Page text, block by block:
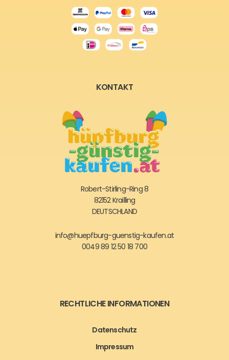
KONTAKT
Robert-Stirling-Ring 8
82152 Krailling
DEUTSCHLAND
info@huepfburg-guenstig-kaufen.at
0049 89 12 50 18 700
RECHTLICHE INFORMATIONEN
Datenschutz
Impressum